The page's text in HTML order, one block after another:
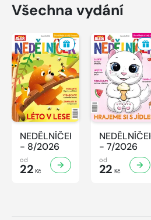
Všechna vydání
NEDĚLNÍČEK
- 8/2026
od
22 Kč
NEDĚLNÍČEK
- 7/2026
od
22 Kč